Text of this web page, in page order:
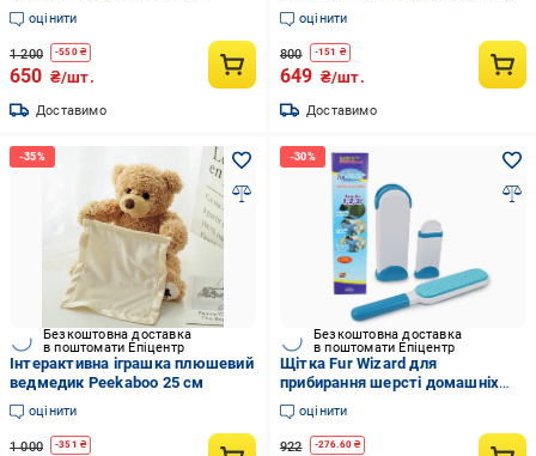
оцінити
1 200 -550₴
650 ₴/шт.
Доставимо
оцінити
800 -151 ₴
649 ₴/шт.
Доставимо
Безкоштовна доставка
в поштомати Епіцентр
Інтерактивна іграшка плюшевий
ведмедик Peekaboo 25 см
оцінити
1 000 -351 ₴
Безкоштовна доставка
в поштомати Епіцентр
Щітка Fur Wizard для
прибирання шерсті домашніх
тварин
оцінити
922 -276.60₴